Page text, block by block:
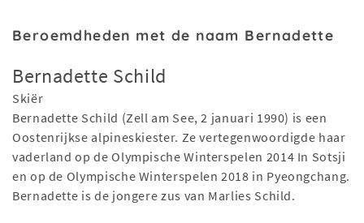
Beroemdheden met de naam Bernadette
Bernadette Schild
Skiër
Bernadette Schild (Zell am See, 2 januari 1990) is een
Oostenrijkse alpineskiester. Ze vertegenwoordigde haar
vaderland op de Olympische Winterspelen 2014 In Sotsji
en op de Olympische Winterspelen 2018 in Pyeongchang.
Bernadette is de jongere zus van Marlies Schild.